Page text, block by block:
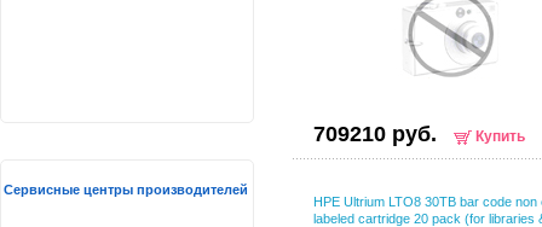
709210 руб. Купить
HPE Ultrium LTO8 30TB bar code non
labeled cartridge 20 pack (for libraries
Сервисные центры производителей